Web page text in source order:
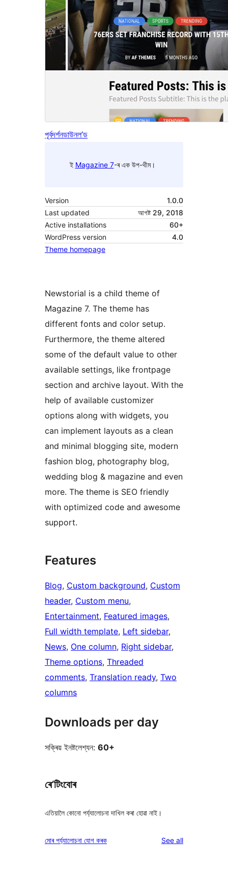
পূৰ্বদৰ্শনডাউনল’ড
ই Magazine 7-ৰ এক উপ-থীম।
Version
1.0.0
Last updated
আগষ্ট 29, 2018
Active installations
60+
WordPress version
4.0
Theme homepage
Newstorial is a child theme of
Magazine 7. The theme has
different fonts and color setup.
Furthermore, the theme altered
some of the default value to other
available settings, like frontpage
section and archive layout. With the
help of available customizer
options along with widgets, you
can implement layouts as a clean
and minimal blogging site, modern
fashion blog, photography blog,
wedding blog & magazine and even
more. The theme is SEO friendly
with optimized code and awesome
support.
Features
Blog, Custom background, Custom
header, Custom menu
Entertainment, Featured images
Full width template, Left sidebar
News, One column, Right sidebar
Theme options, Threaded
comments, Translation ready, Two
columns
Downloads per day
সক্ৰিয় ইনষ্টলেশ্যন: 60+
ৰে’টিংবোৰ
এতিয়ালৈ কোনো পৰ্য্যালোচনা দাখিল কৰা হোৱা নাই।
মোৰ পৰ্য্যালোচনা যোগ কৰক See allreviews